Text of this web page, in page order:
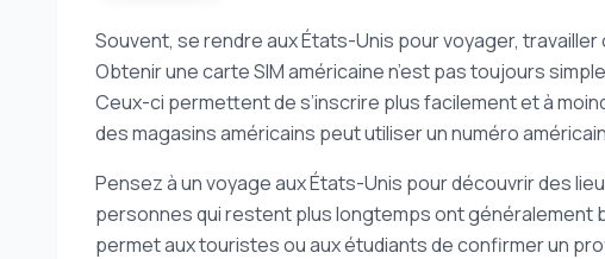
Souvent, se rendre aux États-Unis pour voyager,
Obtenir une carte SIM américaine n’est pas toujours
Ceux-ci permettent de s’inscrire plus facilement et à
des magasins américains peut utiliser un numéro
Pensez à un voyage aux États-Unis pour découvrir des
personnes qui restent plus longtemps ont généralement
permet aux touristes ou aux étudiants de confirmer un